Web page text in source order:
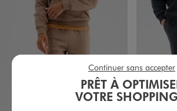
PRÊT À
VOTRE
Continuer sans accepter